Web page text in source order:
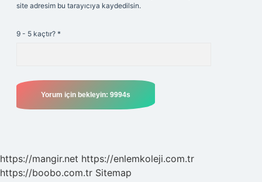
site adresim bu tarayıcıya kaydedilsin.
9 - 5 kaçtır? *
https://mangir.net https://enlemkoleji.com.tr
https://boobo.com.tr Sitemap